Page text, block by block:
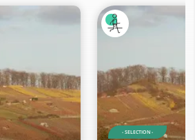
- SELECTION -